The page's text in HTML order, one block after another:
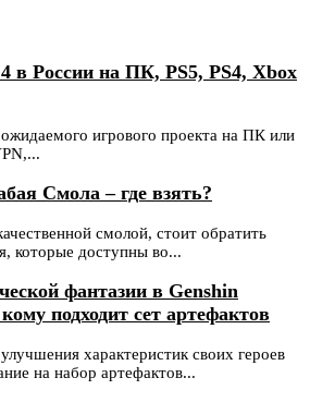
в России на ПК, PS5, PS4, Xbox
игрового проекта на ПК или
Смола – где взять?
смолой, стоит обратить
которые доступны во...
фантазии в Genshin
подходит сет артефактов
характеристик своих героев
на набор артефактов...